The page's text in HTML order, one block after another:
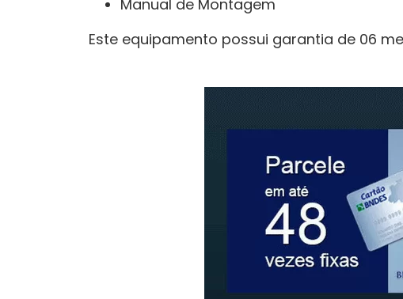
Manual de Montagem
Este equipamento possui garantia de 06